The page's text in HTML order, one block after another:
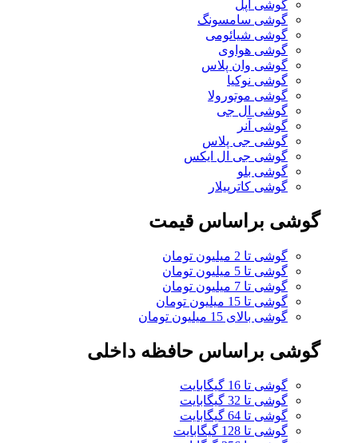
گوشی اپل
گوشی سامسونگ
گوشی شیائومی
گوشی هواوی
گوشی وان پلاس
گوشی نوکیا
گوشی موتورولا
گوشی ال جی
گوشی آنر
گوشی جی پلاس
گوشی جی ال ایکس
گوشی بلو
گوشی کاترپیلار
گوشی براساس قیمت
گوشی تا 2 میلیون تومان
گوشی تا 5 میلیون تومان
گوشی تا 7 میلیون تومان
گوشی تا 15 میلیون تومان
گوشی بالای 15 میلیون تومان
گوشی براساس حافظه داخلی
گوشی تا 16 گیگابایت
گوشی تا 32 گیگابایت
گوشی تا 64 گیگابایت
گوشی تا 128 گیگابایت